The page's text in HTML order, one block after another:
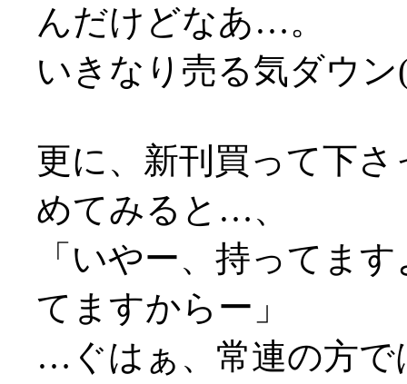
んだけどなあ…。
いきなり売る気ダウ
更に、新刊買って下
めてみると…、
「いやー、持ってま
てますからー」
…ぐはぁ、常連の方で